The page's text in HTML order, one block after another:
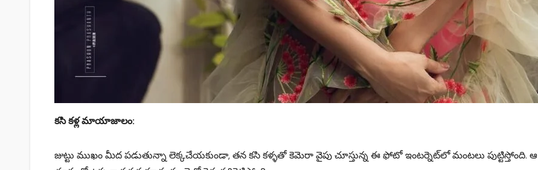
కసి కళ్ల మాయాజాలం:
జుట్టు ముఖం మీద పడుతున్నా లెక్కచేయకుండా, తన కసి కళ్ళతో కెమెరా వైపు చూస్తున్న ఈ ఫోటో ఇంటర్నెట్‌లో మంటలు పుట్టిస్తోంది. ఆ